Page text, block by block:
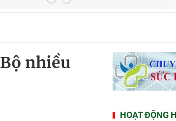
khoa,
nhiều
HOẠT ĐỘNG